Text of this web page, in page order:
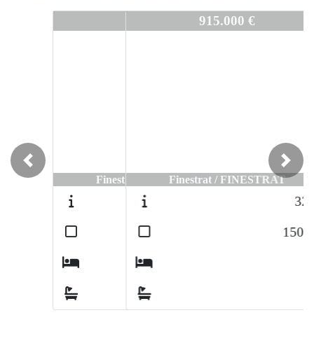
Finestrat / FINESTRAT
Previous Next